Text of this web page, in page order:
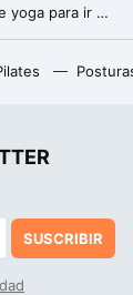
Cuatro alternativas a la postura de la paloma de yoga para ir ganando movilidad de cadera
SUSCRIBIR